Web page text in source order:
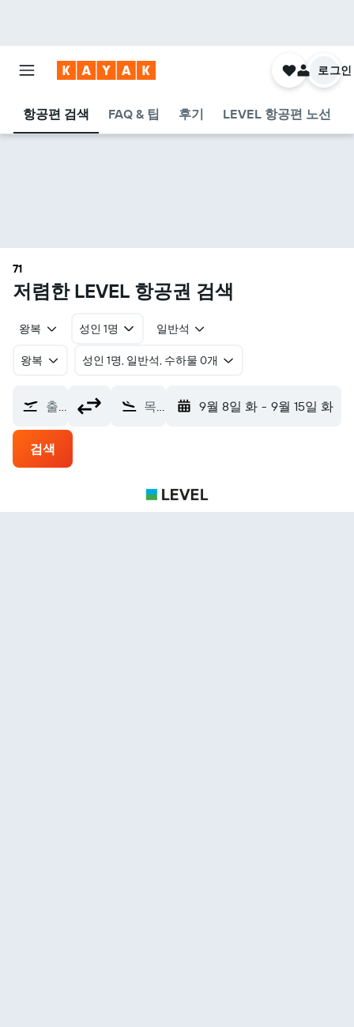
항공편 검색 FAQ & 팁 후기 LEVEL 항공편 노선
로그인
71
​저렴한 LEVEL 항공권 검색
왕복 성인 1명 일반석
왕복 ​성인 1명, 일반석, 수하물 0개
출발지 목적지 9월 8일 화 - 9월 15일 화
검색